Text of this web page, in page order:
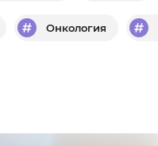
Онкология